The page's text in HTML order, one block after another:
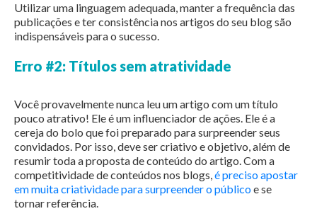
Utilizar uma linguagem adequada, manter a frequência das
publicações e ter consistência nos artigos do seu blog são
indispensáveis para o sucesso.
Erro #2: Títulos sem atratividade
Você provavelmente nunca leu um artigo com um título
pouco atrativo! Ele é um influenciador de ações. Ele é a
cereja do bolo que foi preparado para surpreender seus
convidados. Por isso, deve ser criativo e objetivo, além de
resumir toda a proposta de conteúdo do artigo. Com a
competitividade de conteúdos nos blogs,é preciso apostar
em muita criatividade para surpreender o públicoe se
tornar referência.